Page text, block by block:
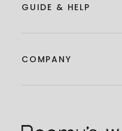
GUIDE & HELP
COMPANY